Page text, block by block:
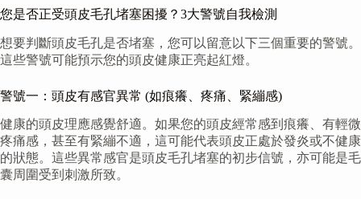
您是否正受頭皮毛孔堵塞困擾？3大警號自我檢測
想要判斷頭皮毛孔是否堵塞，您可以留意以下三個重要的警號。
這些警號可能預示您的頭皮健康正亮起紅燈。
警號一：頭皮有感官異常 (如痕癢、疼痛、緊繃感)
健康的頭皮理應感覺舒適。如果您的頭皮經常感到痕癢、有輕微
疼痛感，甚至有緊繃不適，這可能代表頭皮正處於發炎或不健康
的狀態。這些異常感官是頭皮毛孔堵塞的初步信號，亦可能是毛
囊周圍受到刺激所致。